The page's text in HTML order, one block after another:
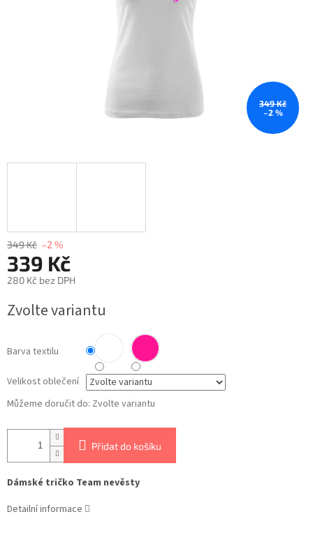
349 Kč
–2 %
349 Kč –2 %
339 Kč
280 Kč bez DPH
cena:
Zvolte variantu
Barva textilu
Velikost oblečení
Můžeme doručit do: Zvolte variantu
Přidat do košíku
Dámské tričko Team nevěsty
Detailní informace